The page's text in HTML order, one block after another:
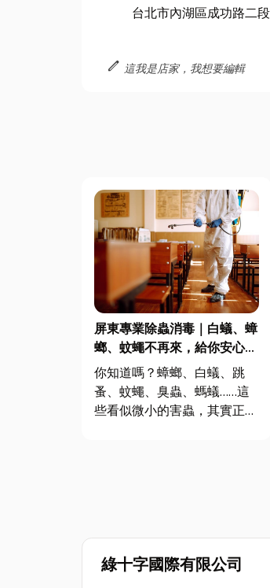
台北市內湖區成功路二
edit 這我是店家，我想要編輯
屏東專業除蟲消毒｜白蟻、蟑
螂、蚊蠅不再來，給你安心無
害的生活環境！
你知道嗎？蟑螂、白蟻、跳
蚤、蚊蠅、臭蟲、螞蟻……這
些看似微小的害蟲，其實正悄
根...
綠十字國際有限公司